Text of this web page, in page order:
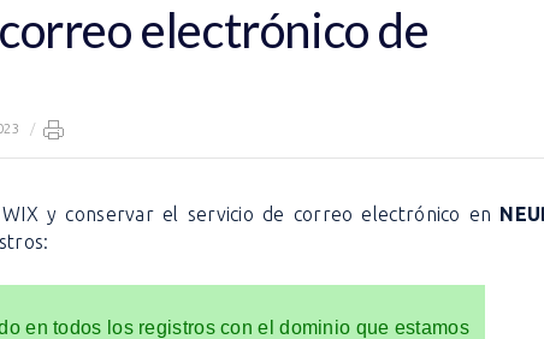
electrónico de
/
y conservar el servicio de correo electrónico en
en todos los registros con el dominio que estamos